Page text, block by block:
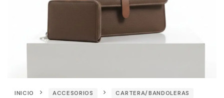
INICIO ACCESORIOS CARTERA/BANDOLERAS